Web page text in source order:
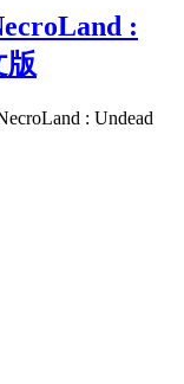
:
版
: Undead